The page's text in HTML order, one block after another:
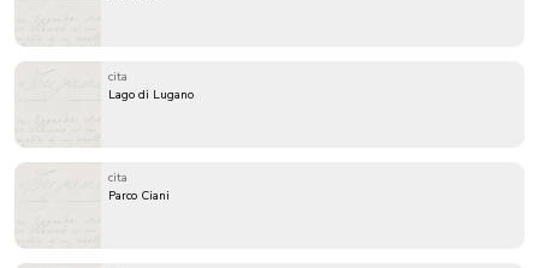
cita
Lago di Lugano
cita
Parco Ciani